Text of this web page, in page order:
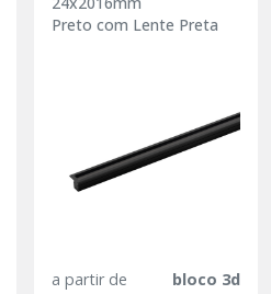
Preto com Lente Preta
a partir de bloco 3d